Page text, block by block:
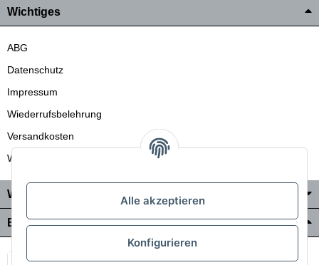
Wichtiges
ABG
Datenschutz
Impressum
Wiederrufsbelehrung
Versandkosten
Wir liefern auch in die Schweiz
Wo Sie uns finden
Bezahlung & Versand
Alle akzeptieren
Konfigurieren